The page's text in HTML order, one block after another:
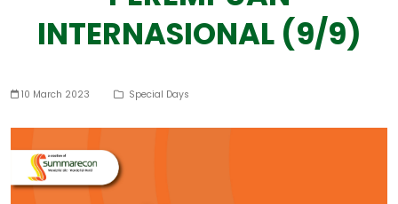
INTERNASIONAL (9/9)
10 March 2023 Special Days